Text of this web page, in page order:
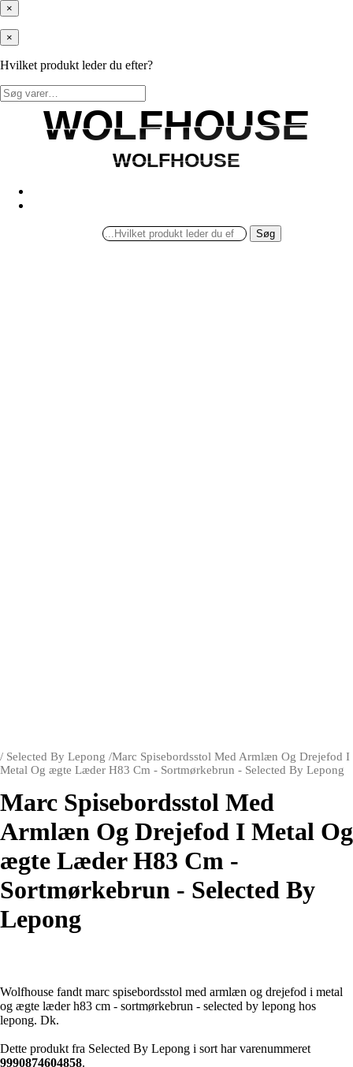
×
×
Hvilket produkt leder du efter?
Søg
efter:
WOLFHOUSE
WOLFHOUSE
WOLFHOUSE
WOLFHOUSE
Søg
/ Selected By Lepong /Marc Spisebordsstol Med Armlæn Og Drejefod I
Metal Og ægte Læder H83 Cm - Sortmørkebrun - Selected By Lepong
Marc Spisebordsstol Med
Armlæn Og Drejefod I Metal Og
ægte Læder H83 Cm -
Sortmørkebrun - Selected By
Lepong
Wolfhouse fandt marc spisebordsstol med armlæn og drejefod i metal
og ægte læder h83 cm - sortmørkebrun - selected by lepong hos
lepong. Dk.
Dette produkt fra Selected By Lepong i sort har varenummeret
9990874604858.